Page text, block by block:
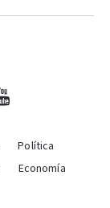
Política
Economía